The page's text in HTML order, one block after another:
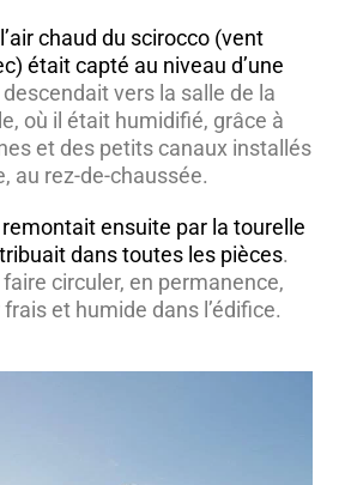
l’air chaud du scirocco (vent
était capté au niveau d’une
vers la salle de la
où il était humidifié, grâce à
et des petits canaux installés
au rez-de-chaussée.
ensuite par la tourelle
dans toutes les pièces.
circuler, en permanence,
frais et humide dans l’édifice.